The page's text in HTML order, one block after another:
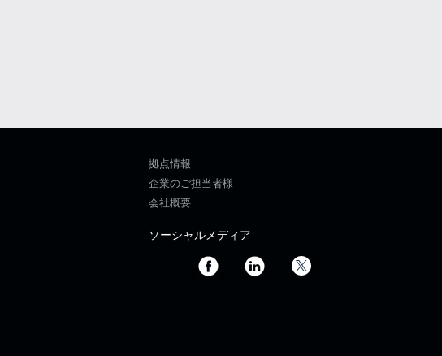
拠点情報
企業のご担当者様
会社概要
ソーシャルメディア